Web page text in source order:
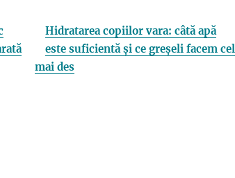
Hidratarea copiilor vara: câtă apă
este suficientă și ce greșeli facem cel
mai des